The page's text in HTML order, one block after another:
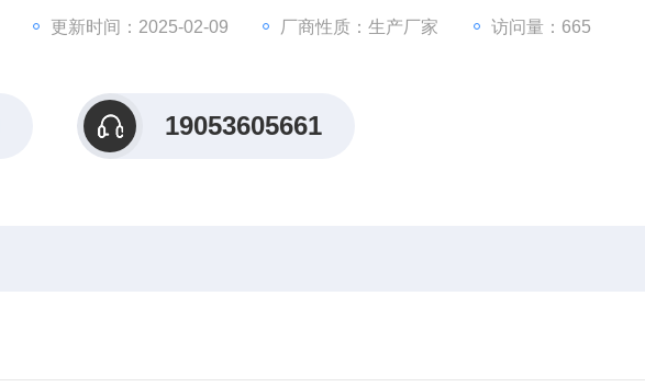
更新时间：2025-02-09 厂商性质：生产厂家 访问量：665
19053605661